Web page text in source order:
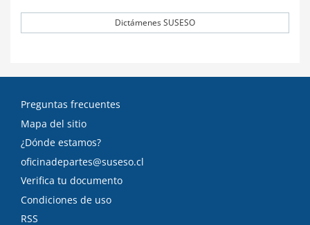
Dictámenes SUSESO
Preguntas frecuentes
Mapa del sitio
¿Dónde estamos?
oficinadepartes@suseso.cl
Verifica tu documento
Condiciones de uso
RSS